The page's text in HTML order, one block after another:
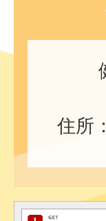
住所